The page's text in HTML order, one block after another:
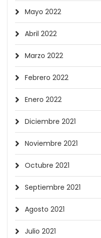
Mayo 2022
Abril 2022
Marzo 2022
Febrero 2022
Enero 2022
Diciembre 2021
Noviembre 2021
Octubre 2021
Septiembre 2021
Agosto 2021
Julio 2021